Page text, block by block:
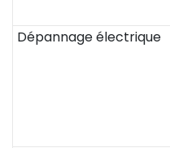
Dépannage électrique